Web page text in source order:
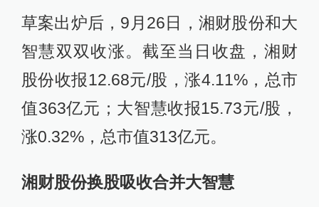
草案出炉后，9月26日，湘财股份和大
智慧双双收涨。截至当日收盘，湘财
股份收报12.68元/股，涨4.11%，总市
值363亿元；大智慧收报15.73元/股，
涨0.32%，总市值313亿元。
湘财股份换股吸收合并大智慧